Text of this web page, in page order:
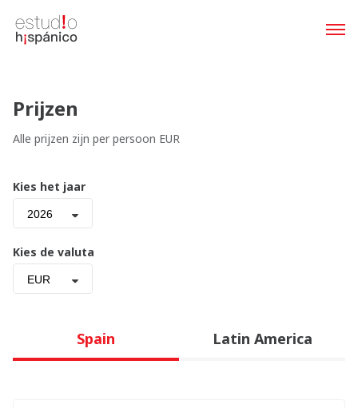
Prijzen
Alle prijzen zijn per persoon EUR
Kies het jaar
2026
Kies de valuta
EUR
Spain Latin America